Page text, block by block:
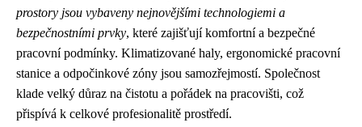
prostory jsou vybaveny nejnovějšími technologiemi a
bezpečnostními prvky, které zajišťují komfortní a bezpečné
pracovní podmínky. Klimatizované haly, ergonomické pracovní
stanice a odpočinkové zóny jsou samozřejmostí. Společnost
klade velký důraz na čistotu a pořádek na pracovišti, což
přispívá k celkové profesionalitě prostředí.